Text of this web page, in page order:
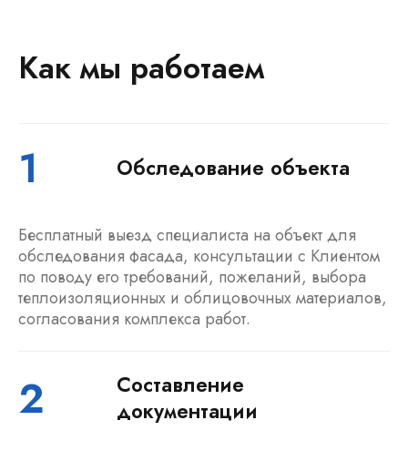
Как мы работаем
1 Обследование объекта
Бесплатный выезд специалиста на объект для
обследования фасада, консультации с Клиентом
по поводу его требований, пожеланий, выбора
теплоизоляционных и облицовочных материалов,
согласования комплекса работ.
2
Составление
документации